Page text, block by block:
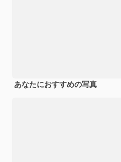
あなたにおすすめの写真